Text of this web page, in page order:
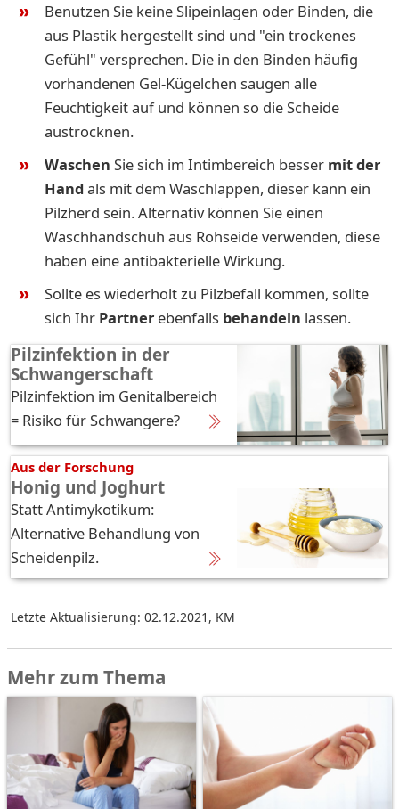
Benutzen Sie keine Slipeinlagen oder Binden, die
aus Plastik hergestellt sind und "ein trockenes
Gefühl" versprechen. Die in den Binden häufig
vorhandenen Gel-Kügelchen saugen alle
Feuchtigkeit auf und können so die Scheide
austrocknen.
Waschen Sie sich im Intimbereich besser mit der
Handals mit dem Waschlappen, dieser kann ein
Pilzherd sein. Alternativ können Sie einen
Waschhandschuh aus Rohseide verwenden, diese
haben eine antibakterielle Wirkung.
Sollte es wiederholt zu Pilzbefall kommen, sollte
sich Ihr Partner ebenfalls behandeln lassen.
Pilzinfektion in der
Schwangerschaft
Pilzinfektion im Genitalbereich
= Risiko für Schwangere?
Aus der Forschung
Honig und Joghurt
Statt Antimykotikum:
Alternative Behandlung von
Scheidenpilz.
Letzte Aktualisierung: 02.12.2021 , KM
Mehr zum Thema